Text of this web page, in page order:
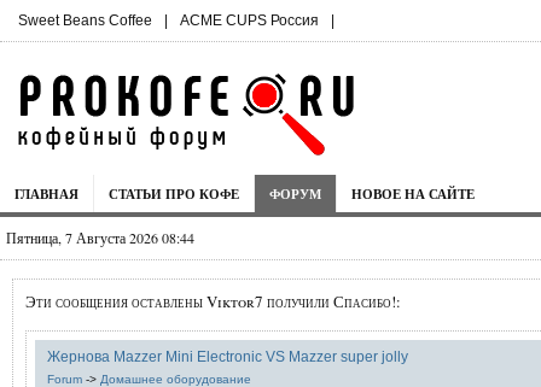
Sweet Beans Coffee | ACME CUPS Россия |
ГЛАВНАЯ СТАТЬИ ПРО КОФЕ ФОРУМ НОВОЕ НА САЙТЕ
Пятница, 7 Августа 2026 08:44
Эти сообщения оставлены Viktor7 получили Спасибо!:
Жернова Mazzer Mini Electronic VS Mazzer super jolly
Forum -> Домашнее оборудование